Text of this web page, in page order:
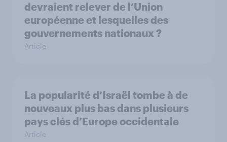
devraient relever de l’Union
européenne et lesquelles des
gouvernements nationaux ?
Article
La popularité d’Israël tombe à de
nouveaux plus bas dans plusieurs
pays clés d’Europe occidentale
Article